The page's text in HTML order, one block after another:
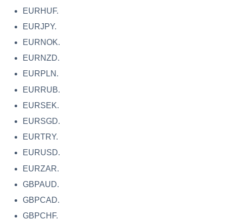
EURHUF.
EURJPY.
EURNOK.
EURNZD.
EURPLN.
EURRUB.
EURSEK.
EURSGD.
EURTRY.
EURUSD.
EURZAR.
GBPAUD.
GBPCAD.
GBPCHF.